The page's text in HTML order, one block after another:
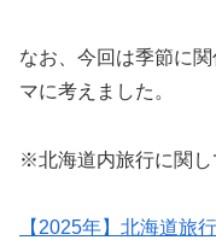
なお、今回は季節に
マに考えました。
※北海道内旅行に関し
【2025年】北海道旅